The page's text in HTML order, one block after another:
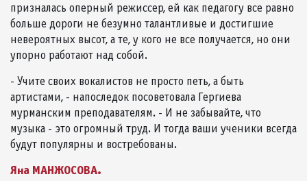
призналась оперный режиссер, ей как педагогу все равно
больше дороги не безумно талантливые и достигшие
невероятных высот, а те, у кого не все получается, но они
упорно работают над собой.
- Учите своих вокалистов не просто петь, а быть
артистами, - напоследок посоветовала Гергиева
мурманским преподавателям. - И не забывайте, что
музыка - это огромный труд. И тогда ваши ученики всегда
будут популярны и востребованы.
Яна МАНЖОСОВА.